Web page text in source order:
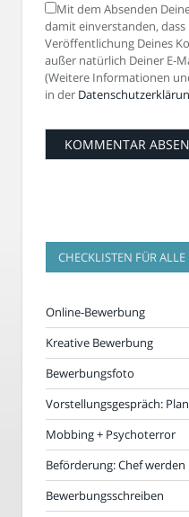
Mit dem Absenden
damit einverstanden,
Veröffentlichung Deines
außer natürlich Deiner E-
(Weitere Informationen
in der
CHECKLISTEN FÜR ALLE
Online-Bewerbung
Kreative Bewerbung
Bewerbungsfoto
Vorstellungsgespräch:
Mobbing + Psychoterror
Beförderung: Chef werden
Bewerbungsschreiben